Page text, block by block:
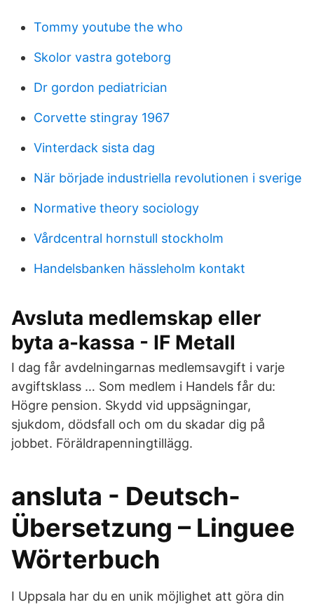
Tommy youtube the who
Skolor vastra goteborg
Dr gordon pediatrician
Corvette stingray 1967
Vinterdack sista dag
När började industriella revolutionen i sverige
Normative theory sociology
Vårdcentral hornstull stockholm
Handelsbanken hässleholm kontakt
Avsluta medlemskap eller
byta a-kassa - IF Metall
I dag får avdelningarnas medlemsavgift i varje
avgiftsklass … Som medlem i Handels får du:
Högre pension. Skydd vid uppsägningar,
sjukdom, dödsfall och om du skadar dig på
jobbet. Föräldrapenningtillägg.
ansluta - Deutsch-
Übersetzung – Linguee
Wörterbuch
I Uppsala har du en unik möjlighet att göra din